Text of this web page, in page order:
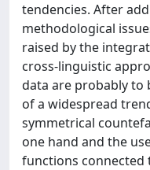
tendencies. After
methodological
raised by the
cross-linguistic
data are probably to
of a widespread
symmetrical
one hand and the
functions connected